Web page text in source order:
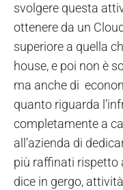
svolgere questa
ottenere da un
superiore a quella
house, e poi non è
ma anche di
quanto riguarda
completamente a
all’azienda di
più raffinati rispetto
dice in gergo,